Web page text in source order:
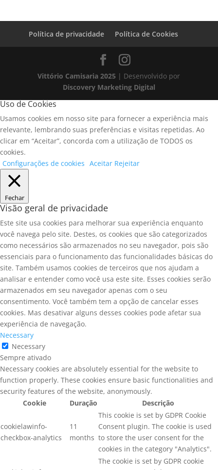
Política de privacidade Política de Cookies
Vittório Camisaria 2025 | Desenvolvido por
Discovery Marketing Digital
Uso de Cookies
Usamos cookies em nosso site para fornecer a experiência mais
relevante, lembrando suas preferências e visitas repetidas. Ao
clicar em “Aceitar”, concorda com a utilização de TODOS os
cookies.
Configurações de cookies Aceitar Rejeitar
Fechar
Visão geral de privacidade
Este site usa cookies para melhorar sua experiência enquanto
você navega pelo site. Destes, os cookies que são categorizados
como necessários são armazenados no seu navegador, pois são
essenciais para o funcionamento das funcionalidades básicas do
site. Também usamos cookies de terceiros que nos ajudam a
analisar e entender como você usa este site. Esses cookies serão
armazenados em seu navegador apenas com o seu
consentimento. Você também tem a opção de cancelar esses
cookies. Mas desativar alguns desses cookies pode afetar sua
experiência de navegação.
Necessary
Necessary
Sempre ativado
Necessary cookies are absolutely essential for the website to
function properly. These cookies ensure basic functionalities and
security features of the website, anonymously.
Cookie
Duração Descrição
cookielawinfo-
checkbox-analytics
11
months
This cookie is set by GDPR Cookie
Consent plugin. The cookie is used
to store the user consent for the
cookies in the category "Analytics".
The cookie is set by GDPR cookie